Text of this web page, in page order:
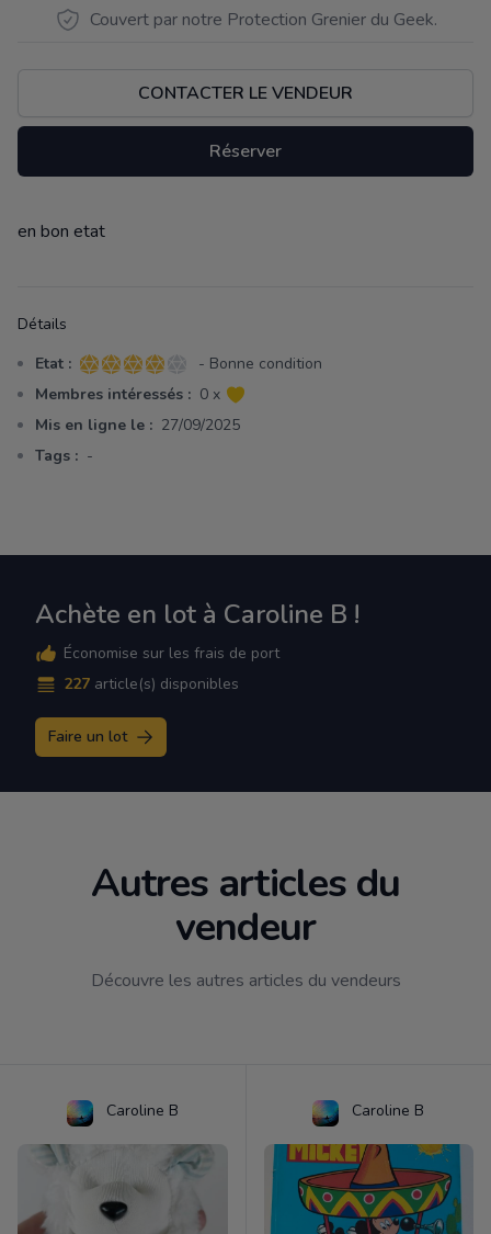
Couvert par notre Protection Grenier du Geek.
CONTACTER LE VENDEUR
Réserver
Description
en bon etat
Détails
Etat : 4 sur 5 étoiles
- Bonne condition
Membres intéressés : 0 x
Mis en ligne le : 27/09/2025
Tags : -
Achète en lot à Caroline B !
Économise sur les frais de port
227 article(s) disponibles
Faire un lot
Autres articles du
vendeur
Découvre les autres articles du vendeurs
Caroline B Caroline B